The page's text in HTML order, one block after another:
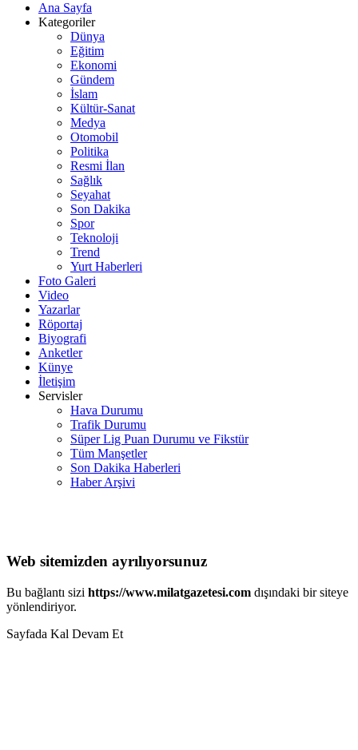
Ana Sayfa
Kategoriler
Dünya
Eğitim
Ekonomi
Gündem
İslam
Kültür-Sanat
Medya
Otomobil
Politika
Resmi İlan
Sağlık
Seyahat
Son Dakika
Spor
Teknoloji
Trend
Yurt Haberleri
Foto Galeri
Video
Yazarlar
Röportaj
Biyografi
Anketler
Künye
İletişim
Servisler
Hava Durumu
Trafik Durumu
Süper Lig Puan Durumu ve Fikstür
Tüm Manşetler
Son Dakika Haberleri
Haber Arşivi
Web sitemizden ayrılıyorsunuz
Bu bağlantı sizi https://www.milatgazetesi.com dışındaki bir siteye
yönlendiriyor.
Sayfada Kal Devam Et